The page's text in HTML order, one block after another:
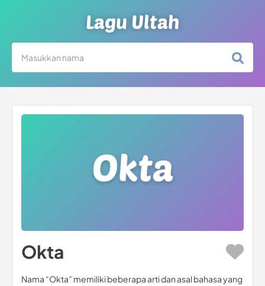
Lagu Ultah
Okta
Nama “Okta” memiliki beberapa arti dan asal bahasa yang